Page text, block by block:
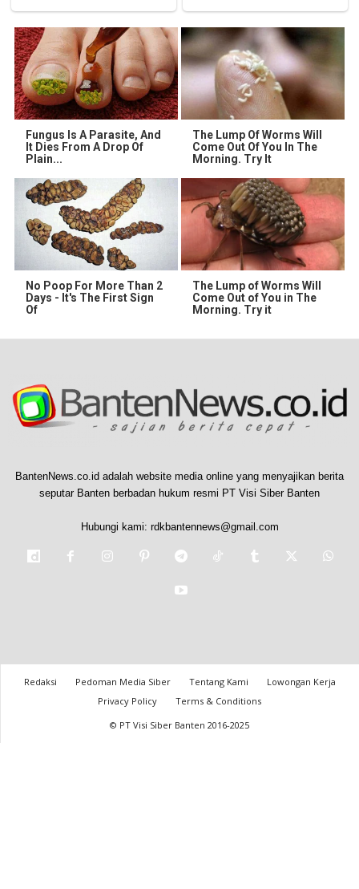
Fungus Is A Parasite, And
It Dies From A Drop Of
Plain...
The Lump Of Worms Will
Come Out Of You In The
Morning. Try It
No Poop For More Than 2
Days - It's The First Sign
Of
The Lump of Worms Will
Come Out of You in The
Morning. Try it
BantenNews.co.id adalah website media online yang menyajikan berita
seputar Banten berbadan hukum resmi PT Visi Siber Banten
Hubungi kami: rdkbantennews@gmail.com
Redaksi Pedoman Media Siber Tentang Kami
Lowongan Kerja
Privacy Policy
Terms & Conditions
© PT Visi Siber Banten 2016-2025